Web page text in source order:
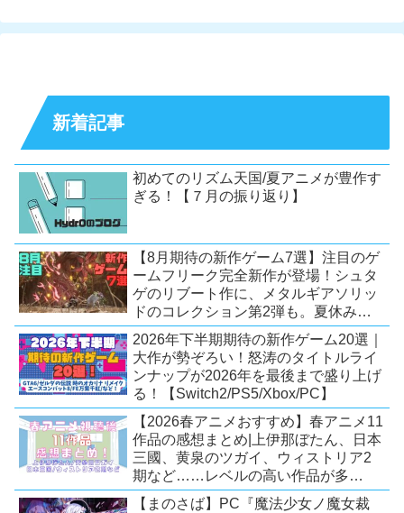
新着記事
初めてのリズム天国/夏アニメが豊作す
ぎる！【７月の振り返り】
【8月期待の新作ゲーム7選】注目のゲ
ームフリーク完全新作が登場！シュタ
ゲのリブート作に、メタルギアソリッ
ドのコレクション第2弾も。夏休みを
盛り上げるタイトル大集合！
【Switch2/PS5/PC】
2026年下半期期待の新作ゲーム20選｜
大作が勢ぞろい！怒涛のタイトルライ
ンナップが2026年を最後まで盛り上げ
る！【Switch2/PS5/Xbox/PC】
【2026春アニメおすすめ】春アニメ11
作品の感想まとめ|上伊那ぼたん、日本
三國、黄泉のツガイ、ウィストリア2
期など……レベルの高い作品が多
い！？
【まのさば】PC『魔法少女ノ魔女裁